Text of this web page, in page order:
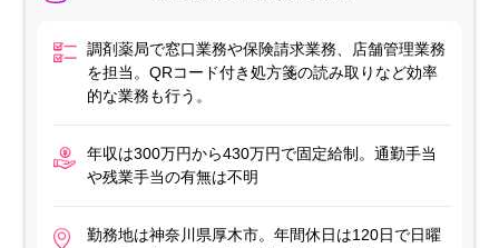
調剤薬局で窓口業務や保険請求業務、店舗管理業務
を担当。QRコード付き処方箋の読み取りなど効率
的な業務も行う。
年収は300万円から430万円で固定給制。通勤手当
や残業手当の有無は不明
勤務地は神奈川県厚木市。年間休日は120日で日曜